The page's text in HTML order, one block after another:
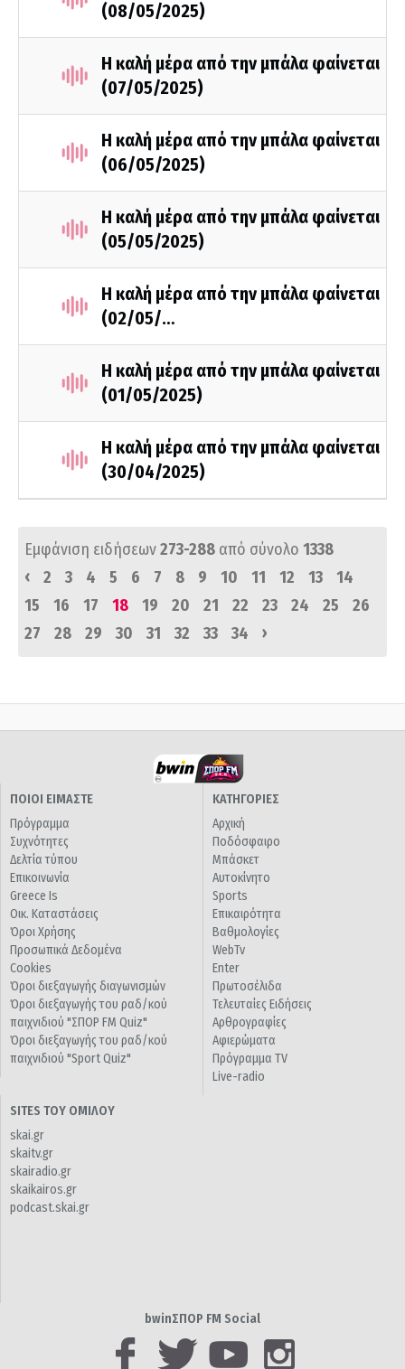
(08/05/2025)
Η καλή μέρα από την μπάλα φαίνεται
(07/05/2025)
Η καλή μέρα από την μπάλα φαίνεται
(06/05/2025)
Η καλή μέρα από την μπάλα φαίνεται
(05/05/2025)
Η καλή μέρα από την μπάλα φαίνεται
(02/05/…
Η καλή μέρα από την μπάλα φαίνεται
(01/05/2025)
Η καλή μέρα από την μπάλα φαίνεται
(30/04/2025)
Εμφάνιση ειδήσεων273-288 από σύνολο 1338
‹
2 3 4 5 6 7 8 9 10 11 12 13
14
15
16 17 18 19 20 21 22 23 24 25
26
27
28 29 30 31 32 33 34 ›
ΠΟΙΟΙ ΕΙΜΑΣΤΕ
Πρόγραμμα
Συχνότητες
Δελτία τύπου
Επικοινωνία
Greece Is
Οικ. Καταστάσεις
Όροι Χρήσης
Προσωπικά Δεδομένα
Cookies
Όροι διεξαγωγής διαγωνισμών
Όροι διεξαγωγής του ραδ/κού
παιχνιδιού "ΣΠΟΡ FM Quiz"
Όροι διεξαγωγής του ραδ/κού
παιχνιδιού "Sport Quiz"
ΚΑΤΗΓΟΡΙΕΣ
Αρχική
Ποδόσφαιρο
Μπάσκετ
Αυτοκίνητο
Sports
Επικαιρότητα
Βαθμολογίες
WebTv
Enter
Πρωτοσέλιδα
Τελευταίες Ειδήσεις
Αρθρογραφίες
Αφιερώματα
Πρόγραμμα TV
Live-radio
SITES ΤΟΥ ΟΜΙΛΟΥ
skai.gr
skaitv.gr
skairadio.gr
skaikairos.gr
podcast.skai.gr
bwinΣΠΟΡ FM Social